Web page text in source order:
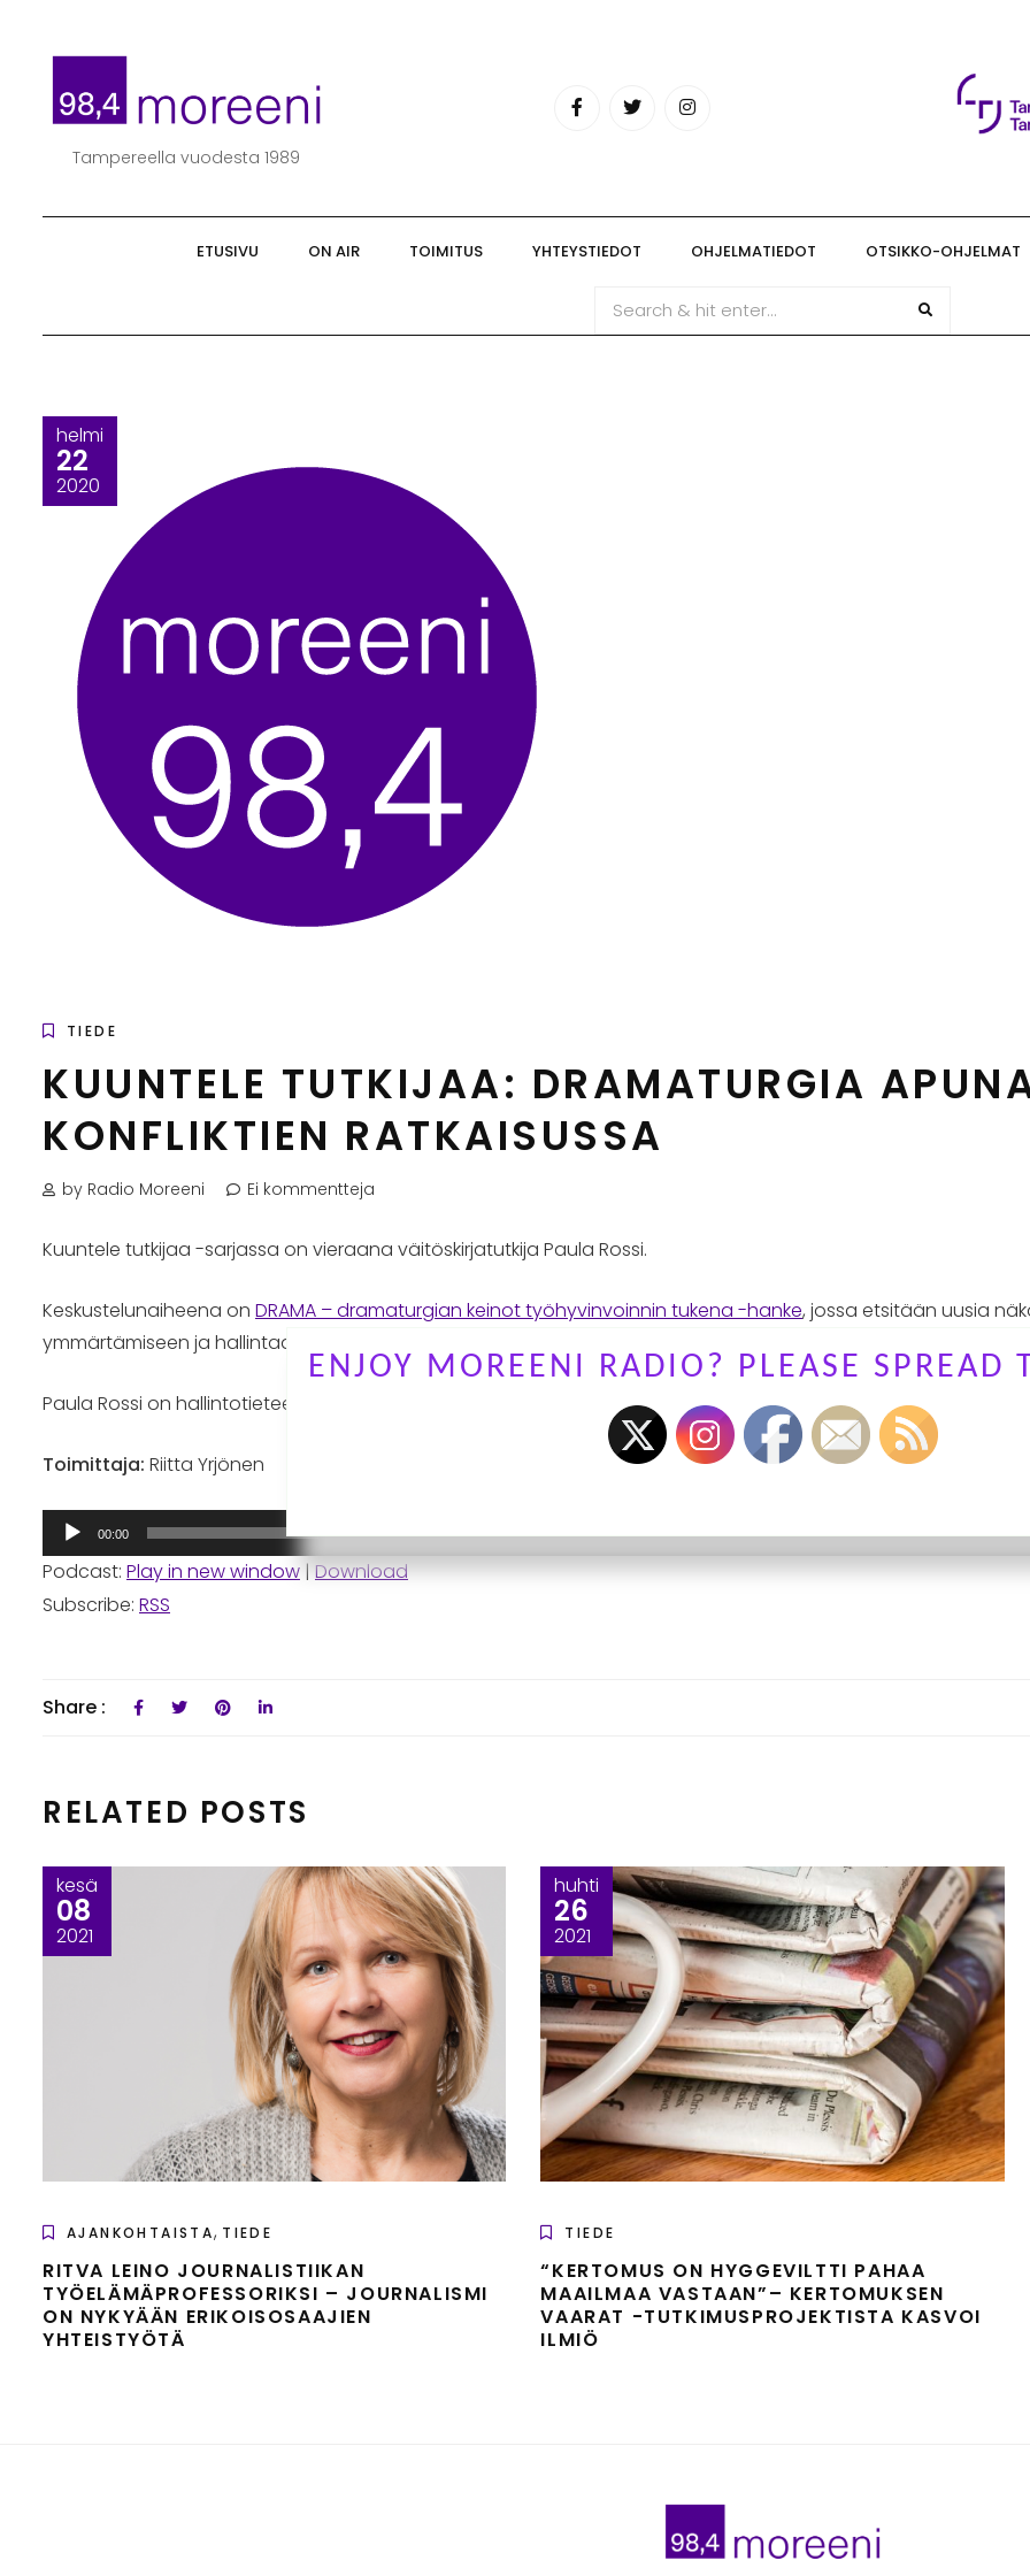
Tampereella vuodesta 1989
ETUSIVU ON AIR TOIMITUS YHTEYSTIEDOT OHJELMATIEDOT OTSIKKO-OHJELMAT
helmi
22
2020
TIEDE
KUUNTELE TUTKIJAA: DRAMATURGIA
KONFLIKTIEN RATKAISUSSA
by Radio Moreeni Ei kommentteja
Kuuntele tutkijaa -sarjassa on vieraana väitöskirjatutkija Paula Rossi.
Keskustelunaiheena on DRAMA – dramaturgian keinot työhyvinvoinnin tukena -hanke, jossa etsitään uusia
ymmärtämiseen ja hallintaan tutkimalla ja hyödyntämällä tarinankerronnan ja dramaturgian lainalaisuuksia.
Paula Rossi on hallintotieteen yliopisto-opettaja ja väitöskirjatutkija, jonka asiantuntemusalueina ovat muun
Toimittaja: Riitta Yrjönen
Äänitoistin
00:00
Podcast: Play in new window |Download
Subscribe: RSS
Share :
RELATED POSTS
kesä
08
2021
AJANKOHTAISTA, TIEDE
RITVA LEINO JOURNALISTIIKAN
TYÖELÄMÄPROFESSORIKSI – JOURNALISMI
ON NYKYÄÄN ERIKOISOSAAJIEN
YHTEISTYÖTÄ
huhti
26
2021
TIEDE
“KERTOMUS ON HYGGEVILTTI PAHAA
MAAILMAA VASTAAN”– KERTOMUKSEN
VAARAT -TUTKIMUSPROJEKTISTA KASVOI
ILMIÖ
ENJOY MOREENI RADIO? PLEASE SPREAD